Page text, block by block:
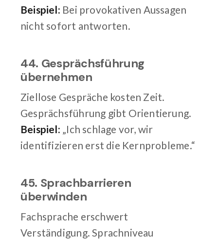
Beispiel: Bei provokativen Aussagen
nicht sofort antworten.
44. Gesprächsführung
übernehmen
Ziellose Gespräche kosten Zeit.
Gesprächsführung gibt Orientierung.
Beispiel: „Ich schlage vor, wir
identifizieren erst die Kernprobleme.“
45. Sprachbarrieren
überwinden
Fachsprache erschwert
Verständigung. Sprachniveau